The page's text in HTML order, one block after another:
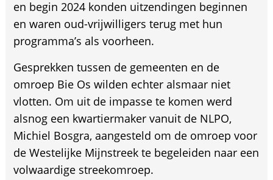
en begin 2024 konden uitzendingen beginnen
en waren oud-vrijwilligers terug met hun
programma’s als voorheen.
Gesprekken tussen de gemeenten en de
omroep Bie Os wilden echter alsmaar niet
vlotten. Om uit de impasse te komen werd
alsnog een kwartiermaker vanuit de NLPO,
Michiel Bosgra, aangesteld om de omroep voor
de Westelijke Mijnstreek te begeleiden naar een
volwaardige streekomroep.